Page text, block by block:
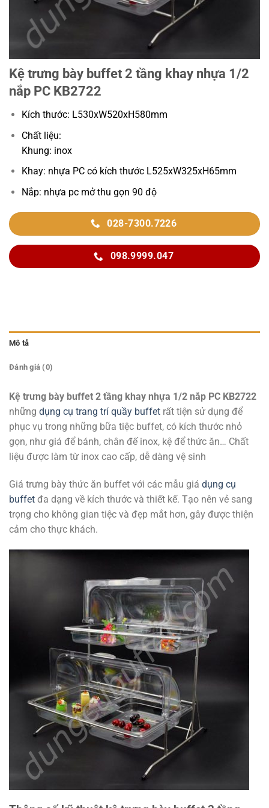
Kệ trưng bày buffet 2 tầng khay nhựa 1/2
nắp PC KB2722
Kích thước: L530xW520xH580mm
Chất liệu:
Khung: inox
Khay: nhựa PC có kích thước L525xW325xH65mm
Nắp: nhựa pc mở thu gọn 90 độ
028-7300.7226
098.9999.047
Mô tả
Đánh giá (0)
Kệ trưng bày buffet 2 tầng khay nhựa 1/2 nắp PC KB2722
những dụng cụ trang trí quầy buffet rất tiện sử dụng để
phục vụ trong những bữa tiệc buffet, có kích thước nhỏ
gọn, như giá để bánh, chân đế inox, kệ để thức ăn… Chất
liệu được làm từ inox cao cấp, dễ dàng vệ sinh
Giá trưng bày thức ăn buffet với các mẫu giá dụng cụ
buffet đa dạng về kích thước và thiết kế. Tạo nên vẻ sang
trọng cho không gian tiệc và đẹp mắt hơn, gây được thiện
cảm cho thực khách.